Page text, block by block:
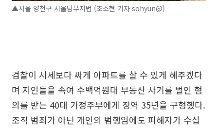
▲서울 양천구 서울남부지법 (조소현 기자 sohyun@)
검찰이 시세보다 싸게 아파트를 살 수 있게 해주겠다
며 지인들을 속여 수백억원대 부동산 사기를 벌인 혐
의를 받는 40대 가정주부에게 징역 35년을 구형했다.
조직 범죄가 아닌 개인의 범행임에도 피해자가 수십